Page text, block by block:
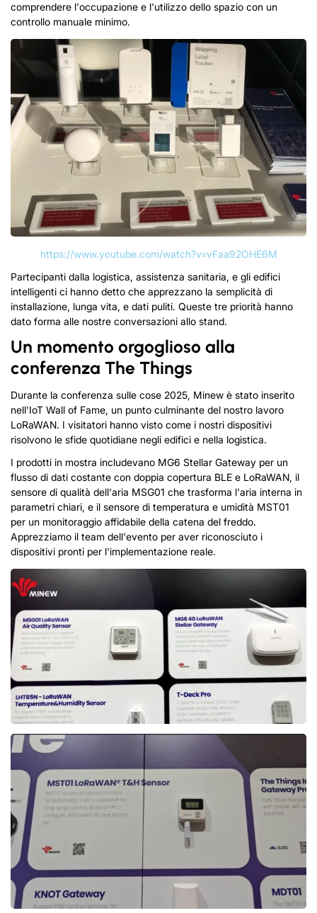
comprendere l'occupazione e l'utilizzo dello spazio con un
controllo manuale minimo.
https://www.youtube.com/watch?v=vFaa92OHE6M
Partecipanti dalla logistica, assistenza sanitaria, e gli edifici
intelligenti ci hanno detto che apprezzano la semplicità di
installazione, lunga vita, e dati puliti. Queste tre priorità hanno
dato forma alle nostre conversazioni allo stand.
Un momento orgoglioso alla
conferenza The Things
Durante la conferenza sulle cose 2025, Minew è stato inserito
nell'IoT Wall of Fame, un punto culminante del nostro lavoro
LoRaWAN. I visitatori hanno visto come i nostri dispositivi
risolvono le sfide quotidiane negli edifici e nella logistica.
I prodotti in mostra includevano MG6 Stellar Gateway per un
flusso di dati costante con doppia copertura BLE e LoRaWAN, il
sensore di qualità dell'aria MSG01 che trasforma l'aria interna in
parametri chiari, e il sensore di temperatura e umidità MST01
per un monitoraggio affidabile della catena del freddo.
Apprezziamo il team dell'evento per aver riconosciuto i
dispositivi pronti per l'implementazione reale.